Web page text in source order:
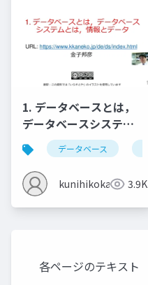
1. データベースとは，
データベースシステム
とは，情報とデータ
データベース
kunihikokaneko3.9K
各ページのテキスト